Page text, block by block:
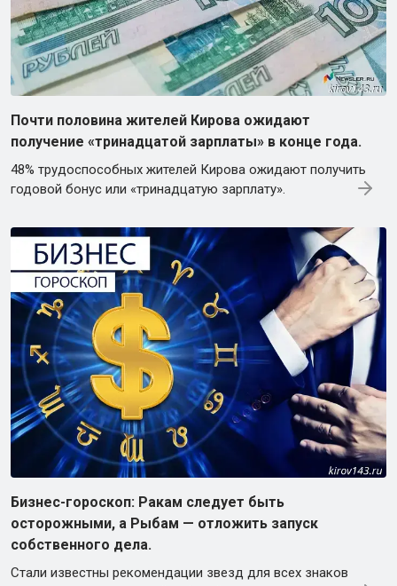
Почти половина жителей Кирова ожидают
получение «тринадцатой зарплаты» в конце года.
48% трудоспособных жителей Кирова ожидают получить
годовой бонус или «тринадцатую зарплату».
Бизнес-гороскоп: Ракам следует быть
осторожными, а Рыбам — отложить запуск
собственного дела.
Стали известны рекомендации звезд для всех знаков